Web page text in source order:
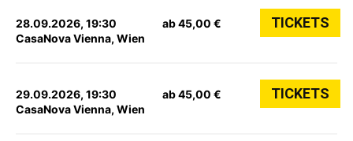
28.09.2026, 19:30
CasaNova Vienna, Wien
ab 45,00 € TICKETS
29.09.2026, 19:30
CasaNova Vienna, Wien
ab 45,00 € TICKETS